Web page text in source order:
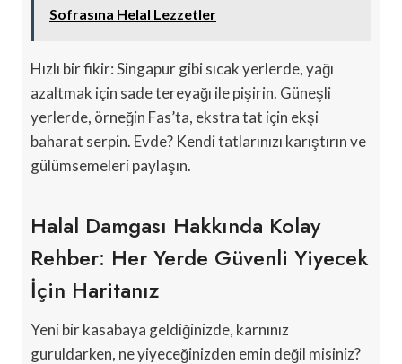
Sofrasına Helal Lezzetler
Hızlı bir fikir: Singapur gibi sıcak yerlerde, yağı
azaltmak için sade tereyağı ile pişirin. Güneşli
yerlerde, örneğin Fas’ta, ekstra tat için ekşi
baharat serpin. Evde? Kendi tatlarınızı karıştırın ve
gülümsemeleri paylaşın.
Halal Damgası Hakkında Kolay
Rehber: Her Yerde Güvenli Yiyecek
İçin Haritanız
Yeni bir kasabaya geldiğinizde, karnınız
guruldarken, ne yiyeceğinizden emin değil misiniz?